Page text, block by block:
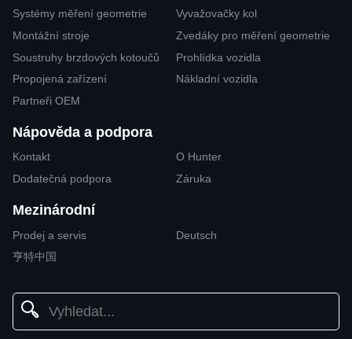
Systémy měření geometrie
Vyvažovačky kol
Montážní stroje
Zvedáky pro měření geometrie
Soustruhy brzdových kotoučů
Prohlídka vozidla
Propojená zařízení
Nákladní vozidla
Partneři OEM
Nápověda a podpora
Kontakt
O Hunter
Dodatečná podpora
Záruka
Mezinárodní
Prodej a servis
Deutsch
亨特中国